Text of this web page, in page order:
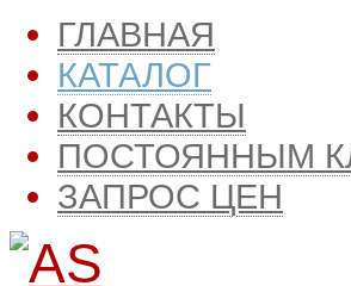
ГЛАВНАЯ
КАТАЛОГ
КОНТАКТЫ
ПОСТОЯННЫМ
ЗАПРОС ЦЕН